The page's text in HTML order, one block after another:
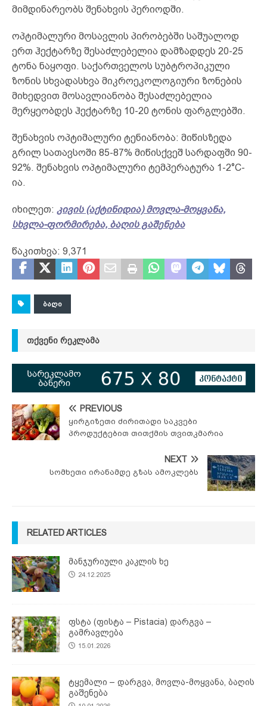
მიმდინარეობს შენახვის პერიოდში.
ოპტიმალური მოსავლის პირობებში საშუალოდ
ერთ ჰექტარზე შესაძლებელია დამზადდეს 20-25
ტონა ნაყოფი. საქართველოს სუბტროპიკული
ზონის სხვადასხვა მიკროეკოლოგიური ზონების
მიხედვით მოსავლიანობა შესაძლებელია
მერყეობდეს ჰექტარზე 10-20 ტონის ფარგლებში.
შენახვის ოპტიმალური ტენიანობა: მიწისზედა
გრილ სათავსოში 85-87% მიწისქვეშ სარდაფში 90-
92%. შენახვის ოპტიმალური ტემპერატურა 1-2°С-
ია.
იხილეთ: კივის (აქტინიდია) მოვლა-მოყვანა,
სხვლა-ფორმირება, ბაღის გაშენება
წაკითხვა: 9,371
ᲑᲐᲦᲘ
ᲗᲥᲕᲔᲜᲘ ᲠᲔᲙᲚᲐᲛᲐ
PREVIOUS
ყირგიზეთი ძირითადი საკვები
პროდუქტებით თითქმის თვითკმარია
NEXT
სომხეთი ირანამდე გზას ამოკლებს
RELATED ARTICLES
მანჯურიული კაკლის ხე
24.12.2025
ფსტა (ფისტა – Pistacia) დარგვა –
გამრავლება
15.01.2026
ტყემალი – დარგვა, მოვლა-მოყვანა, ბაღის
გაშენება